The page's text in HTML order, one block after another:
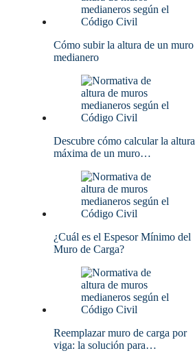
Cómo subir la altura de un muro
medianero
Descubre cómo calcular la altura
máxima de un muro…
¿Cuál es el Espesor Mínimo del
Muro de Carga?
Reemplazar muro de carga por
viga: la solución para…